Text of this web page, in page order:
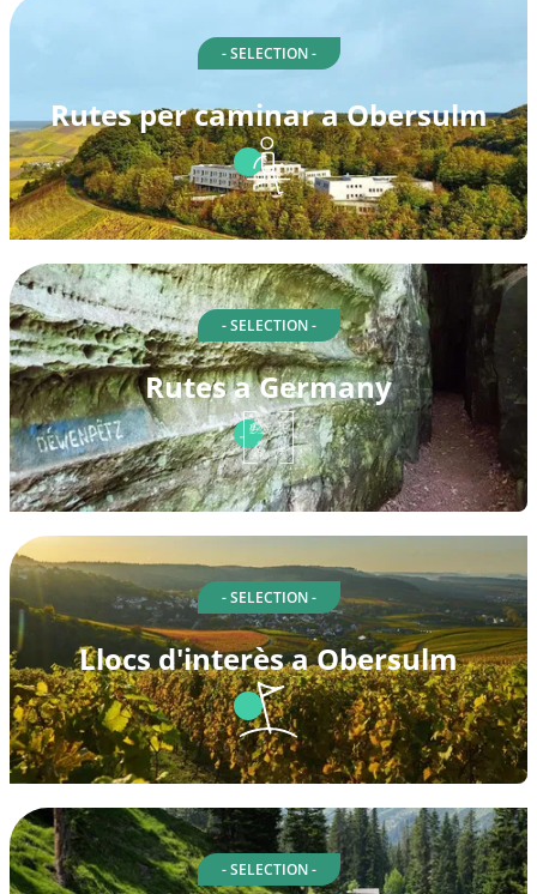
- SELECTION -
Rutes per caminar a Obersulm
- SELECTION -
Rutes a Germany
- SELECTION -
Llocs d'interès a Obersulm
- SELECTION -